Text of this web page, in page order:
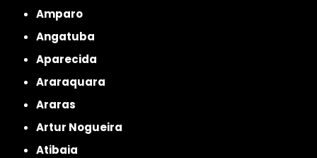
Amparo
Angatuba
Aparecida
Araraquara
Araras
Artur Nogueira
Atibaia